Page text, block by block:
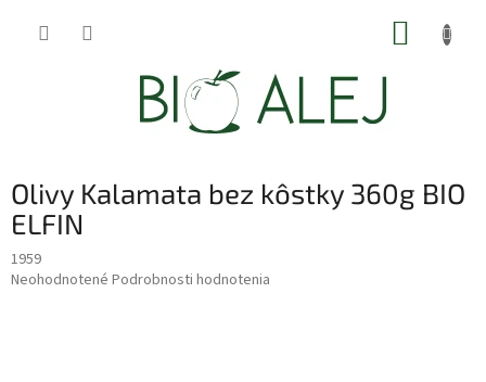
Olivy Kalamata bez kôstky 360g BIO
ELFIN
1959
Priemerné
Neohodnotené Podrobnosti hodnotenia